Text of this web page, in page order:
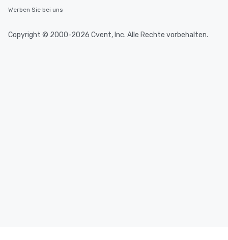
Werben Sie bei uns
Copyright © 2000-2026 Cvent, Inc. Alle Rechte vorbehalten.